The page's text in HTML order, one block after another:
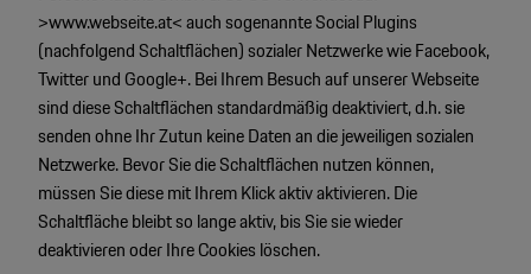
>www.webseite.at< auch sogenannte Social Plugins
(nachfolgend Schaltflächen) sozialer Netzwerke wie Facebook,
Twitter und Google+. Bei Ihrem Besuch auf unserer Webseite
sind diese Schaltflächen standardmäßig deaktiviert, d.h. sie
senden ohne Ihr Zutun keine Daten an die jeweiligen sozialen
Netzwerke. Bevor Sie die Schaltflächen nutzen können,
müssen Sie diese mit Ihrem Klick aktiv aktivieren. Die
Schaltfläche bleibt so lange aktiv, bis Sie sie wieder
deaktivieren oder Ihre Cookies löschen.